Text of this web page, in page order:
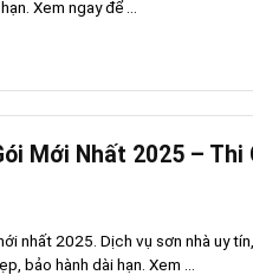
Xem ngay để ...
Mới Nhất 2025 – Thi
nhất 2025. Dịch vụ sơn nhà uy
bảo hành dài hạn. Xem ...